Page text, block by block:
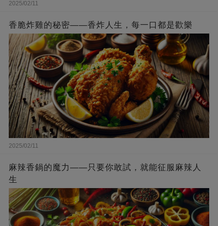
2025/02/11
香脆炸雞的秘密——香炸人生，每一口都是歡樂
2025/02/11
麻辣香鍋的魔力——只要你敢試，就能征服麻辣人
生